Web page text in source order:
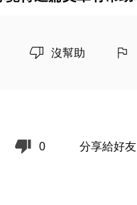
沒幫助
0 分享給好友